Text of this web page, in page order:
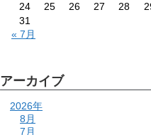
24
25 26 27 28
31
« 7月
アーカイブ
2026年
8月
7月